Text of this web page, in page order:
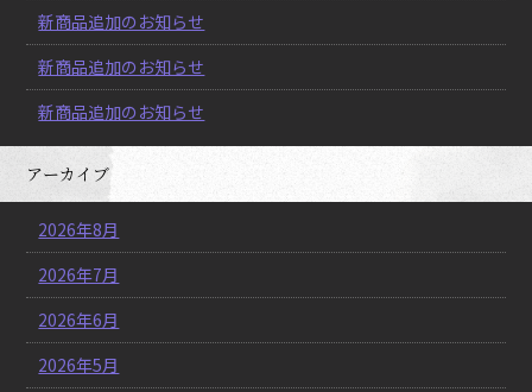
新商品追加のお知らせ
新商品追加のお知らせ
新商品追加のお知らせ
アーカイブ
2026年8月
2026年7月
2026年6月
2026年5月